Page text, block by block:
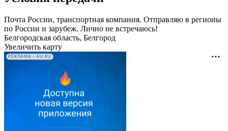
Почта России, транспортная компания. Отправляю в регионы
по России и зарубеж. Лично не встречаюсь!
Белгородская область, Белгород
Увеличить карту
РЕКЛАМА • AU.RU